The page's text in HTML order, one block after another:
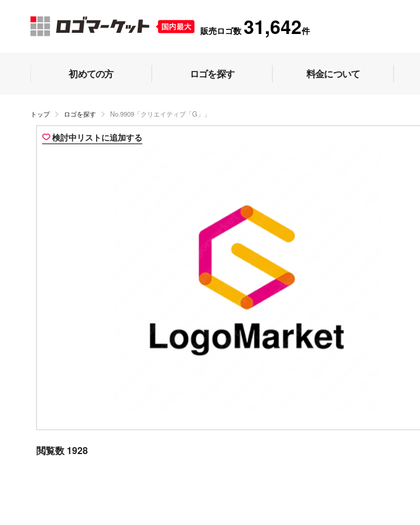
販売ロゴ数 31,642件
初めての方 ロゴを探す 料金について
トップ ロゴを探す No.9909「クリエイティブ「G」」
検討中リストに追加する
閲覧数 1928